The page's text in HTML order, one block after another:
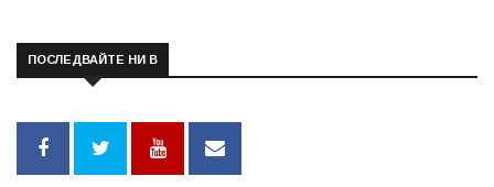
ПОСЛЕДВАЙТЕ НИ В